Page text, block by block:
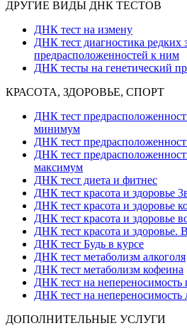
ДРУГИЕ ВИДЫ ДНК ТЕСТОВ
ДНК тест на измену
ДНК тест диагностика редких
предрасположенностей к ним
ДНК тесты на генетический
КРАСОТА, ЗДОРОВЬЕ, СПОРТ
ДНК тест
минимум
ДНК тест
ДНК тест
максимум
ДНК тест диета и фитнес
ДНК тест красота и здоровье
ДНК тест красота и здоровье
ДНК тест красота и здоровье
ДНК тест красота и здоровье.
ДНК тест Будь в курсе
ДНК тест метаболизм алкоголя
ДНК тест метаболизм кофеина
ДНК тест на непереносимость
ДНК тест на непереносимость
ДОПОЛНИТЕЛЬНЫЕ УСЛУГИ